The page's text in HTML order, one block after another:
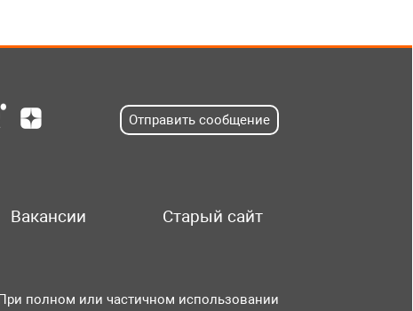
Отправить сообщение
Вакансии Старый сайт
полном или частичном использовании